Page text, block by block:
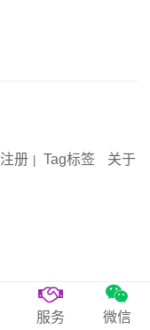
注册 Tag标签
关于
服务 微信